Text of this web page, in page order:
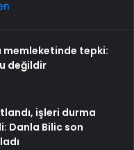
memleketinde tepki:
değildir
işleri durma
Danla Bilic son